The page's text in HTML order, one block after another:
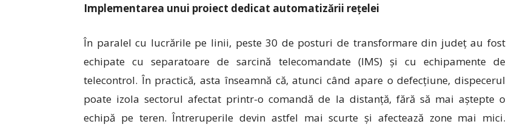
Implementarea unui proiect dedicat automatizării rețelei
În paralel cu lucrările pe linii, peste 30 de posturi de transformare din județ au fost
echipate cu separatoare de sarcină telecomandate (IMS) și cu echipamente de
telecontrol. În practică, asta înseamnă că, atunci când apare o defecțiune, dispecerul
poate izola sectorul afectat printr-o comandă de la distanță, fără să mai aștepte o
echipă pe teren. Întreruperile devin astfel mai scurte și afectează zone mai mici.